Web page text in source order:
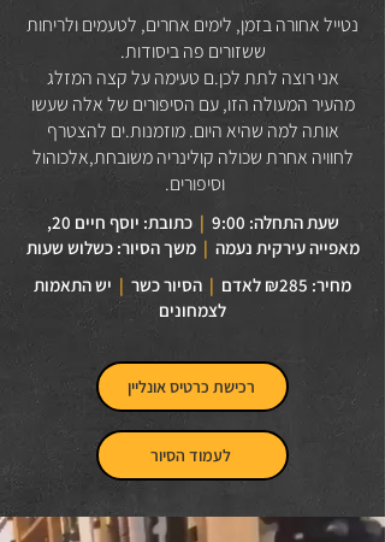
נטייל אחורה בזמן, לימים אחרים, לטעמים ולריחות
ששזורים פה ביסודות.
אני רוצה לתת לכן.ם טעימה על קצה המזלג
מהעיר המעולה הזו, עם הסיפורים של אלה שעשו
אותה למה שהיא היום. מוזמנות.ים להצטרף
לחוויה אחרת שכולה קולינריה משובחת,אלכוהול
וסיפורים.
שעת התחלה: 9:00 |
כתובת: יוסף חיים 20,
מאפייה עירקית נעמה | משך הסיור: כשלוש שעות
מחיר: ₪285 לאדם
| הסיור כשר | יש התאמות
לצמחונים
רכישת כרטיס אונליין
לעמוד הסיור